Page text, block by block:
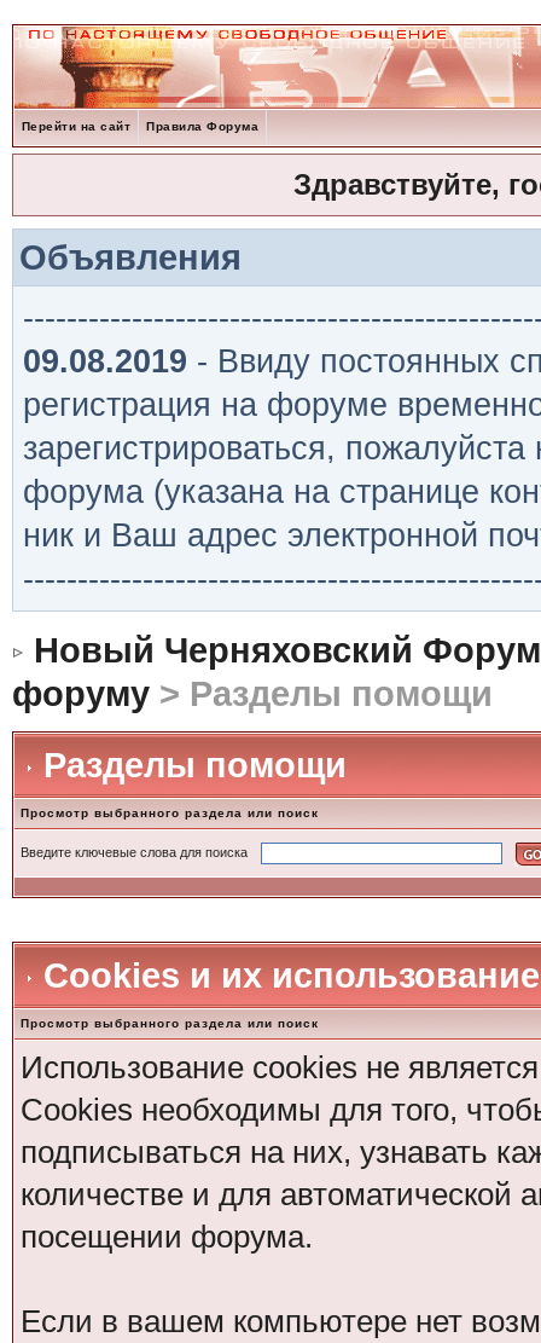
Перейти на сайт Правила Форума
Здравствуйте,
Объявления
09.08.2019 - Ввиду постоянных
регистрация на форуме
зарегистрироваться,
форума (указана на странице
ник и Ваш адрес электронной
Новый Черняховский Форум
форуму> Разделы помощи
Разделы помощи
Просмотр выбранного раздела или поиск
Введите ключевые слова для поиска
Cookies и их использование
Просмотр выбранного раздела или поиск
Использование cookies не
Cookies необходимы для того,
подписываться на них, узнавать
количестве и для
посещении форума.
Если в вашем компьютере нет